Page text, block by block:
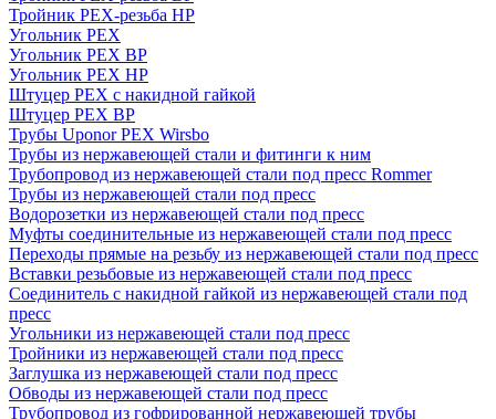
Тройник PEX-резьба НР
Угольник PEX
Угольник PEX ВР
Угольник PEX НР
Штуцер PEX c накидной гайкой
Штуцер PEX ВР
Трубы Uponor PEX Wirsbo
Трубы из нержавеющей стали и фитинги к ним
Трубопровод из нержавеющей стали под пресс Rommer
Трубы из нержавеющей стали под пресс
Водорозетки из нержавеющей стали под пресс
Муфты соединительные из нержавеющей стали под пресс
Переходы прямые на резьбу из нержавеющей стали под пресс
Вставки резьбовые из нержавеющей стали под пресс
Соединитель с накидной гайкой из нержавеющей стали под
пресс
Угольники из нержавеющей стали под пресс
Тройники из нержавеющей стали под пресс
Заглушка из нержавеющей стали под пресс
Обводы из нержавеющей стали под пресс
Трубопровод из гофрированной нержавеющей трубы